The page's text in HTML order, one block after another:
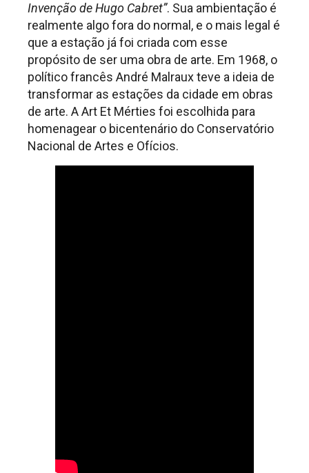
Invenção de Hugo Cabret”. Sua ambientação é
realmente algo fora do normal, e o mais legal é
que a estação já foi criada com esse
propósito de ser uma obra de arte. Em 1968, o
político francês André Malraux teve a ideia de
transformar as estações da cidade em obras
de arte. A Art Et Mérties foi escolhida para
homenagear o bicentenário do Conservatório
Nacional de Artes e Ofícios.